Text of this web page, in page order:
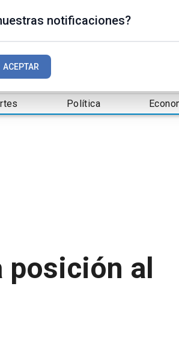
Política
posición al
notificaciones?
ACEPTAR